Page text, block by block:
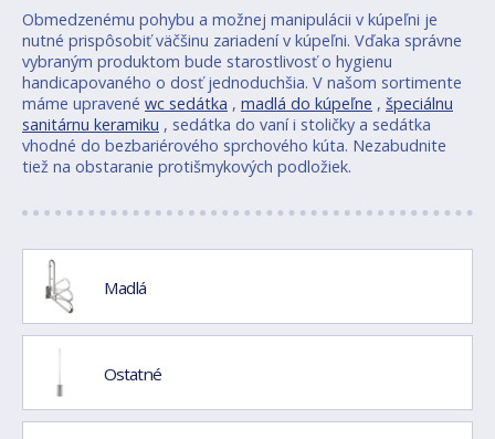
Obmedzenému pohybu a možnej manipulácii v kúpeľni je
nutné prispôsobiť väčšinu zariadení v kúpeľni. Vďaka správne
vybraným produktom bude starostlivosť o hygienu
handicapovaného o dosť jednoduchšia. V našom sortimente
máme upravené wc sedátka , madlá do kúpeľne , špeciálnu
sanitárnu keramiku , sedátka do vaní i stoličky a sedátka
vhodné do bezbariérového sprchového kúta. Nezabudnite
tiež na obstaranie protišmykových podložiek.
Madlá
Ostatné